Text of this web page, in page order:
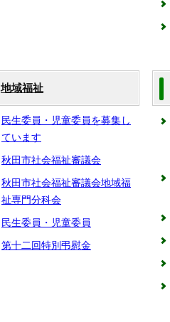
地域福祉
民生委員・児童委員を募集し
ています
秋田市社会福祉審議会
秋田市社会福祉審議会地域福
祉専門分科会
民生委員・児童委員
第十二回特別弔慰金